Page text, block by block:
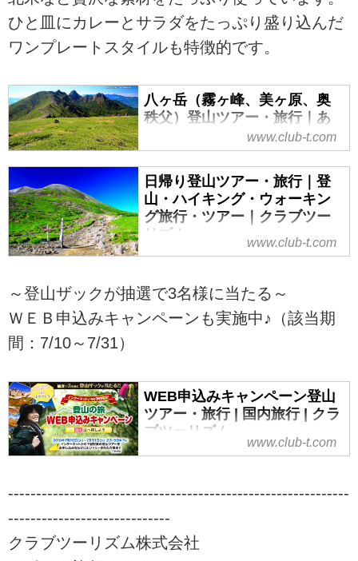
ひと皿にカレーとサラダをたっぷり盛り込んだ
ワンプレートスタイルも特徴的です。
八ヶ岳（霧ヶ峰、美ヶ原、奥
秩父）登山ツアー・旅行｜あ
るく｜クラブツーリズム
父）登山ツアー・旅行ならクラブ
ツーリズム！安心の添乗員付き・
登山ガイド同行プランもご用意。
日本百名山が点在し、山小屋宿泊
や日帰りでも満喫できるルートな
です。
www.club-t.com
日帰り登山ツアー・旅行｜登
山・ハイキング・ウォーキン
グ旅行・ツアー｜クラブツー
リズム
日帰り登山ツアー・旅行なら、ク
乗員付きプランや案内人同行プラ
ンもご用意。見どころ満載な各地
約も簡単。
www.club-t.com
～登山ザックが抽選で3名様に当たる～
ＷＥＢ申込みキャンペーンも実施中♪（該当期
間：7/10～7/31）
WEB申込みキャンペーン登山
ツアー・旅行 | 国内旅行 | クラ
ブツーリズム
WEB申込みキャンペーン登山ツア
ム！2018年7月10日～7月31日
ントリーされた方に抽選で
www.club-t.com
-------------------------------------------------------------
-----------------------------
クラブツーリズム株式会社